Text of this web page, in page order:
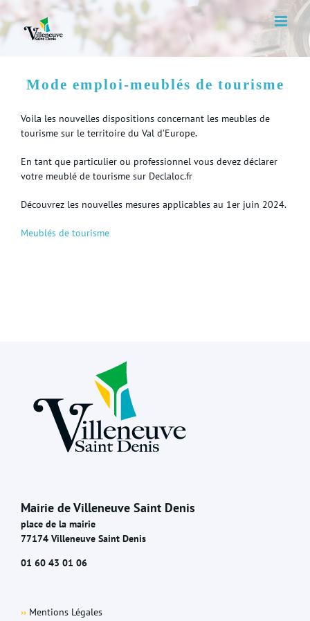
to
content
Mode emploi-meublés de tourisme
Voila les nouvelles dispositions concernant les meubles de
tourisme sur le territoire du Val d’Europe.
En tant que particulier ou professionnel vous devez déclarer
votre meublé de tourisme sur Declaloc.fr
Découvrez les nouvelles mesures applicables au 1er juin 2024.
Meublés de tourisme
Mairie de Villeneuve Saint Denis
place de la mairie
77174 Villeneuve Saint Denis
01 60 43 01 06
›› Mentions Légales